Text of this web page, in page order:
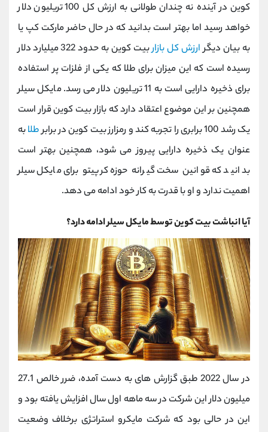
کوین در آینده نه چندان طولانی به ارزش کل 100 تریلیون دلار
خواهد رسید اما بهتر است بدانید که در حال حاضر مارکت کپ یا
به بیان دیگرارزش کل بازار
بیت کوین به حدود 322 میلیارد دلار
رسیده است که این میزان برای طلا که یکی از فلزات پر استفاده
برای ذخیره دارایی است به 11 تریلیون دلار می رسد. مایکل سیلر
همچنین بر این موضوع اعتقاد دارد که بازار بیت کوین قرار است
یک رشد 100 برابری را تجربه کند و رمزارز بیت کوین در برابر
طلابه
عنوان یک ذخیره دارایی پیروز می شود، همچنین بهتر است
بدانید که قوانین سخت گیرانه حوزه کرپیتو برای مایکل سیلر
اهمیت ندارد و او با قدرت به کار خود ادامه می دهد.
آیا انباشت بیت کوین توسط مایکل سیلر ادامه دارد؟
در سال 2022 طبق گزارش های به دست آمده، ضرر خالص 27.1
میلیون دلار این شرکت در سه ماهه اول سال افزایش یافته بود و
این در حالی بود که شرکت مایکرو استراتژی برخلاف وضعیت